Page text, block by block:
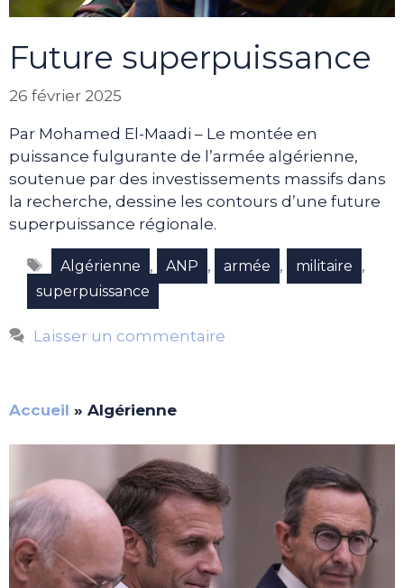
Future superpuissance
26 février 2025
Par Mohamed El-Maadi – Le montée en
puissance fulgurante de l’armée algérienne,
soutenue par des investissements massifs dans
la recherche, dessine les contours d’une future
superpuissance régionale.
Étiquettes
Algérienne , ANP , armée , militaire ,
superpuissance
Laisser un commentaire
Accueil » Algérienne